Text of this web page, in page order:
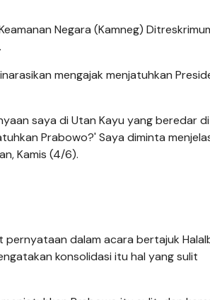
Negara (Kamneg)
mengajak menjatuhkan
saya di Utan Kayu yang beredar di
Prabowo?' Saya diminta
Kamis (4/6).
dalam acara bertajuk
konsolidasi itu hal yang sulit